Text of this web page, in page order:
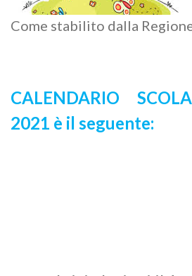
Come stabilito dalla
CALENDARIO
2021 è il seguente: